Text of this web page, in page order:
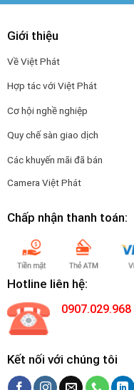
Giới thiệu
Về Việt Phát
Hợp tác với Việt Phát
Cơ hội nghề nghiệp
Quy chế sàn giao dịch
Các khuyến mãi đã bán
Camera Việt Phát
Chấp nhận thanh toán:
Hotline liên hệ:
0907.029.968
Kết nối với chúng tôi